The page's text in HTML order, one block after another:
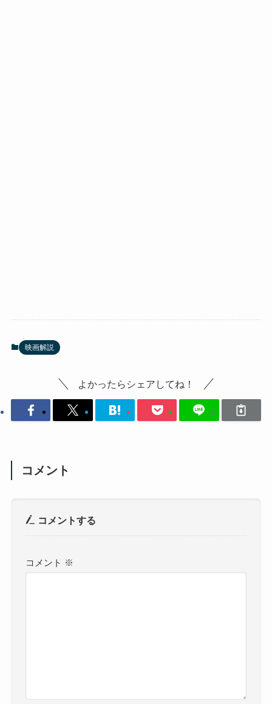
映画解説
よかったらシェアしてね！
コメント
コメントする
コメント ※